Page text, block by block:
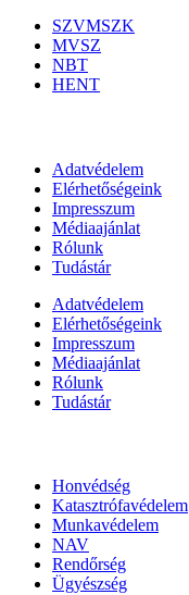
SZVMSZK
MVSZ
NBT
HENT
Adatvédelem
Elérhetőségeink
Impresszum
Médiaajánlat
Rólunk
Tudástár
Adatvédelem
Elérhetőségeink
Impresszum
Médiaajánlat
Rólunk
Tudástár
Honvédség
Katasztrófavédelem
Munkavédelem
NAV
Rendőrség
Ügyészség